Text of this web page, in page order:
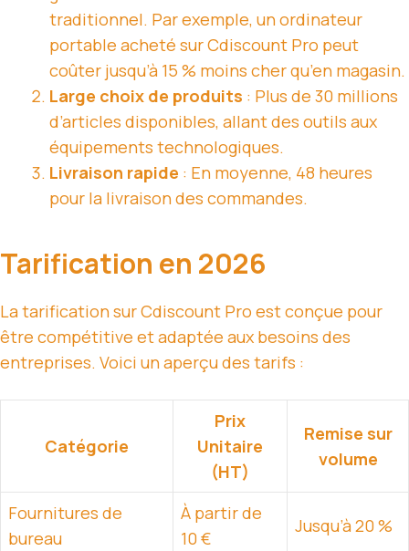
traditionnel. Par exemple, un ordinateur
portable acheté sur Cdiscount Pro peut
coûter jusqu’à 15 % moins cher qu’en magasin.
Large choix de produits : Plus de 30 millions
d’articles disponibles, allant des outils aux
équipements technologiques.
Livraison rapide : En moyenne, 48 heures
pour la livraison des commandes.
Tarification en 2026
La tarification sur Cdiscount Pro est conçue pour
être compétitive et adaptée aux besoins des
entreprises. Voici un aperçu des tarifs :
Catégorie
Prix
Unitaire
(HT)
Remise sur
volume
Fournitures de
bureau
À partir de
10 €
Jusqu’à 20 %